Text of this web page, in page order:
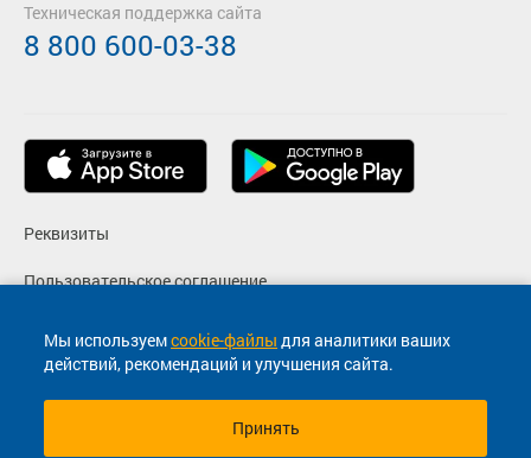
Мы используемcookie-файлы для аналитики ваших
действий, рекомендаций и улучшения сайта.
Принять
Реквизиты
Пользовательское соглашение
Политика конфиденциальности
Согласие на маркетинговые сообщения
Техническая поддержка сайта
8 800 600-03-38
© 2013-2026, ООО "Капитал"- Онлайн сервис продажи